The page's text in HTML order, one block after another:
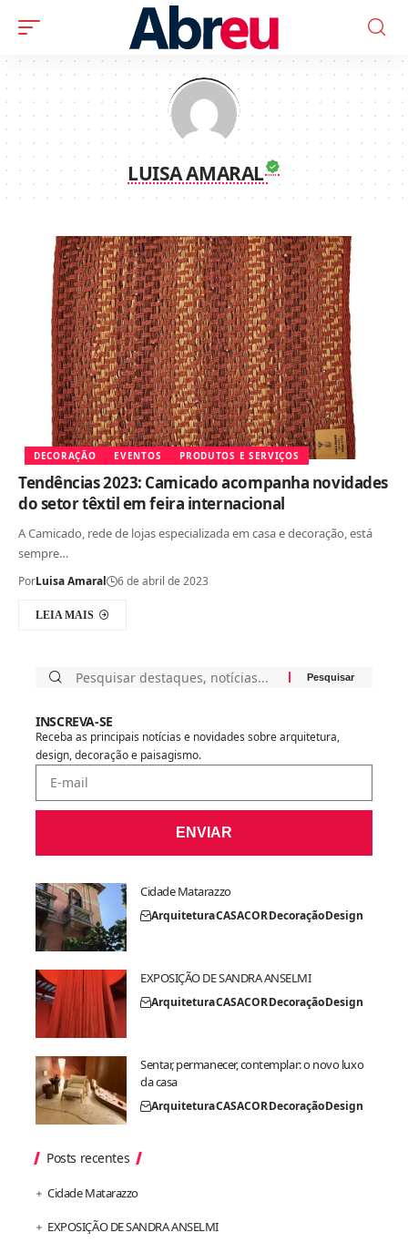
LUISA AMARAL
DECORAÇÃO EVENTOS PRODUTOS E SERVIÇOS
Tendências 2023: Camicado acompanha novidades
do setor têxtil em feira internacional
A Camicado, rede de lojas especializada em casa e decoração, está
sempre…
PorLuisa Amaral 6 de abril de 2023
LEIA MAIS
INSCREVA-SE
Receba as principais notícias e novidades sobre arquitetura,
design, decoração e paisagismo.
ENVIAR
Cidade Matarazzo
ArquiteturaCASACORDecoraçãoDesign
EXPOSIÇÃO DE SANDRA ANSELMI
ArquiteturaCASACORDecoraçãoDesign
Sentar, permanecer, contemplar: o novo luxo
da casa
ArquiteturaCASACORDecoraçãoDesign
Posts recentes
Cidade Matarazzo
EXPOSIÇÃO DE SANDRA ANSELMI